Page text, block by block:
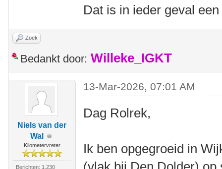
Dat is in ieder geval
Zoek
Bedankt door: Willeke_IGKT
Niels van der
Wal
Kilometervreter
Berichten: 1.230
13-Mar-2026, 07:01 AM
Dag Rolrek,
Ik ben opgegroeid in